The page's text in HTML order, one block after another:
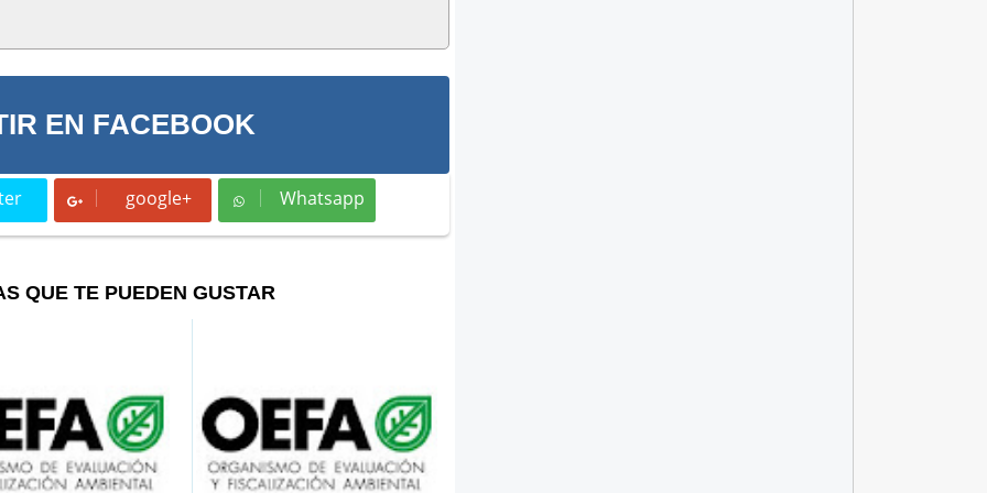
EN FACEBOOK
google+ Whatsapp
Whatsapp
QUE TE PUEDEN GUSTAR